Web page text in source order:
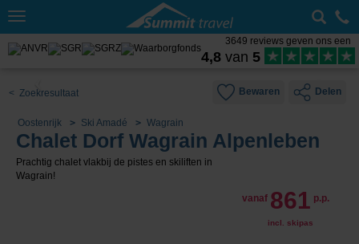
Toggle
3649 reviews geven ons een
4,8 van 5
< Zoekresultaat Bewaren Delen
Oostenrijk Ski Amadé Wagrain
Chalet Dorf Wagrain Alpenleben
Prachtig chalet vlakbij de pistes en skiliften in
Wagrain!
vanaf 861 p.p.
incl. skipas